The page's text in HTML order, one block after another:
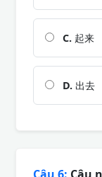
C. 起来
D. 出去
Câu 6: Câu